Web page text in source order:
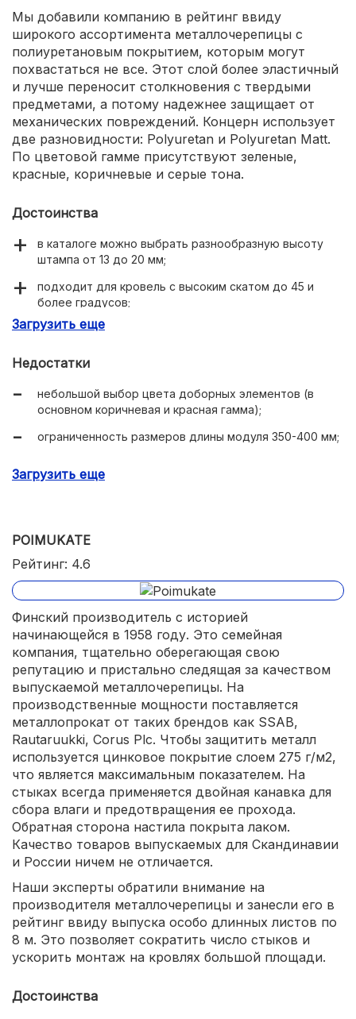
Мы добавили компанию в рейтинг ввиду
широкого ассортимента металлочерепицы с
полиуретановым покрытием, которым могут
похвастаться не все. Этот слой более эластичный
и лучше переносит столкновения с твердыми
предметами, а потому надежнее защищает от
механических повреждений. Концерн использует
две разновидности: Polyuretan и Polyuretan Matt.
По цветовой гамме присутствуют зеленые,
красные, коричневые и серые тона.
Достоинства
в каталоге можно выбрать разнообразную высоту
штампа от 13 до 20 мм;
подходит для кровель с высоким скатом до 45 и
более градусов;
разнообразие дизайна по степени смещения
маркировка на каждом листе защищает от подделок.
Загрузить еще
Недостатки
небольшой выбор цвета доборных элементов (в
основном коричневая и красная гамма);
ограниченность размеров длины модуля 350-400 мм;
Загрузить еще
POIMUKATE
Рейтинг: 4.6
Финский производитель с историей
начинающейся в 1958 году. Это семейная
компания, тщательно оберегающая свою
репутацию и пристально следящая за качеством
выпускаемой металлочерепицы. На
производственные мощности поставляется
металлопрокат от таких брендов как SSAB,
Rautaruukki, Corus Plc. Чтобы защитить металл
используется цинковое покрытие слоем 275 г/м2,
что является максимальным показателем. На
стыках всегда применяется двойная канавка для
сбора влаги и предотвращения ее прохода.
Обратная сторона настила покрыта лаком.
Качество товаров выпускаемых для Скандинавии
и России ничем не отличается.
Наши эксперты обратили внимание на
производителя металлочерепицы и занесли его в
рейтинг ввиду выпуска особо длинных листов по
8 м. Это позволяет сократить число стыков и
ускорить монтаж на кровлях большой площади.
Достоинства